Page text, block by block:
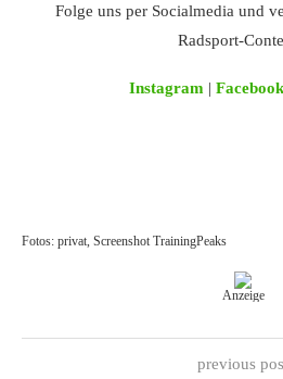
Folge uns per Socialmedia und
Radsport-
Instagram | Facebook
Fotos: privat, Screenshot TrainingPeaks
Anzeige
previous